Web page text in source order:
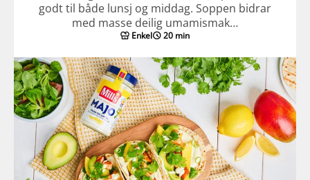
godt til både lunsj og middag. Soppen bidrar
med masse deilig umamismak…
Enkel 20 min